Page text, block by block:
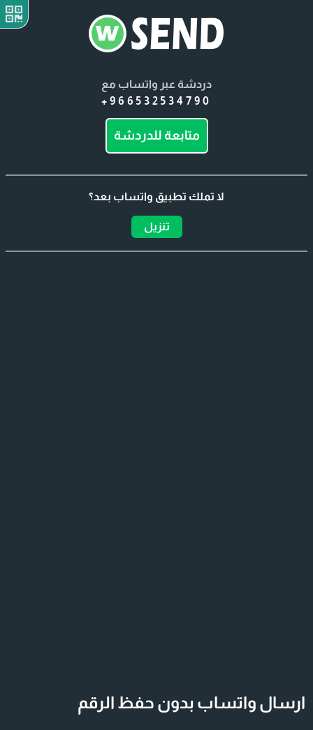
دردشة عبر واتساب مع
+966532534790
متابعة للدردشة
لا تملك تطبيق واتساب بعد؟
تنزيل
ارسال واتساب بدون حفظ الرقم